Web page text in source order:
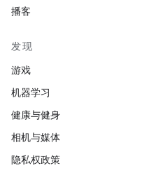
播客
发现
游戏
机器学习
健康与健身
相机与媒体
隐私权政策